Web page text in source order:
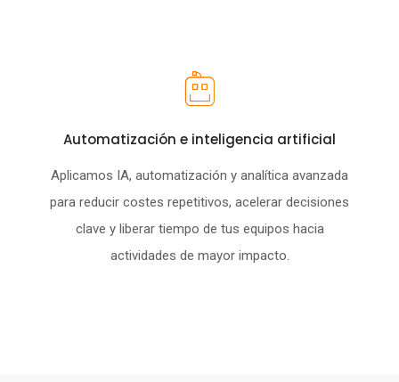
Automatización e inteligencia artificial
Aplicamos IA, automatización y analítica avanzada
para reducir costes repetitivos, acelerar decisiones
clave y liberar tiempo de tus equipos hacia
actividades de mayor impacto.